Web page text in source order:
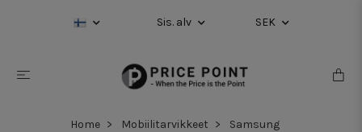
Sis. alv SEK
Home Mobiilitarvikkeet
Samsung